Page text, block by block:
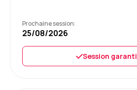
espérer.
Enseignement de première pro,
cadrage, tips, conseils... un
Prochaine session:
25/08/2026
Session